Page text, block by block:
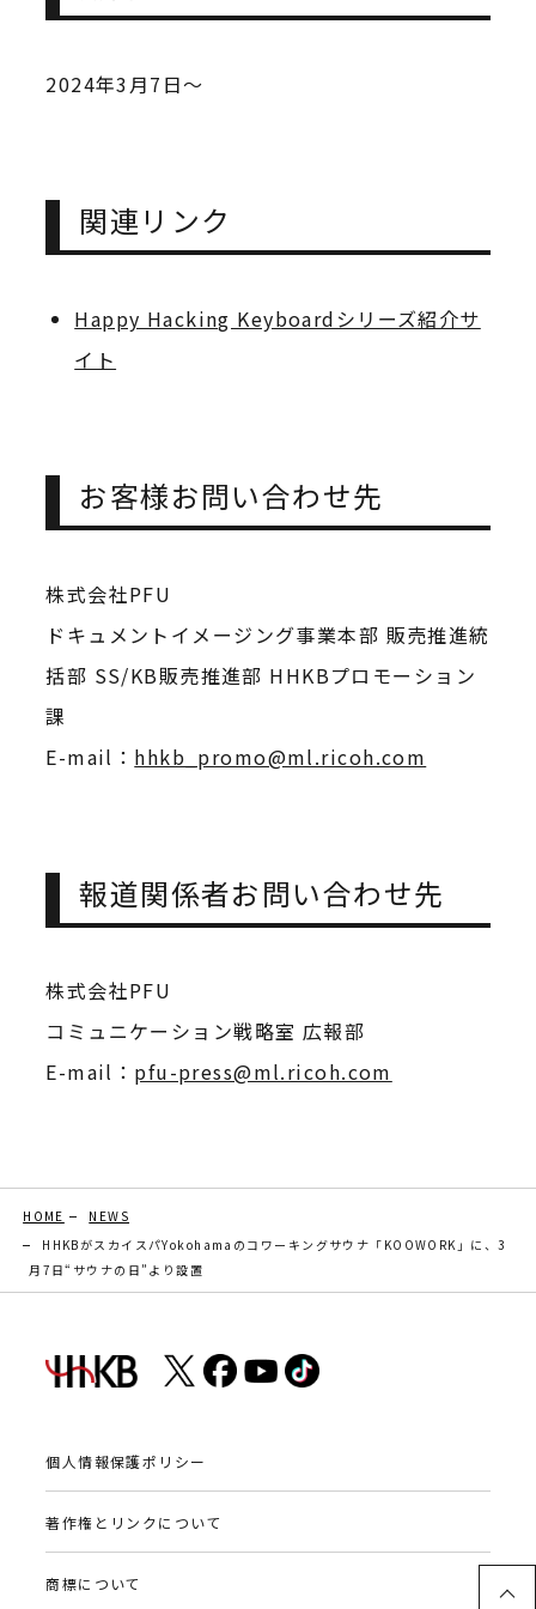
2024年3月7日～
関連リンク
Happy Hacking Keyboardシリーズ紹介サ
イト
お客様お問い合わせ先
株式会社PFU
ドキュメントイメージング事業本部 販売推進統
括部 SS/KB販売推進部 HHKBプロモーション
課
E-mail： hhkb_promo@ml.ricoh.com
報道関係者お問い合わせ先
株式会社PFU
コミュニケーション戦略室 広報部
E-mail： pfu-press@ml.ricoh.com
HOME
NEWS
HHKBがスカイスパYokohamaのコワーキングサウナ「KOOWORK」に、3
月7日“サウナの日”より設置
個人情報保護ポリシー
著作権とリンクについて
商標について